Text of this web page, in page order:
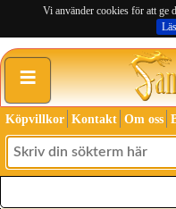
Vi använder cookies för att ge
≡
Köpvillkor Kontakt Om oss